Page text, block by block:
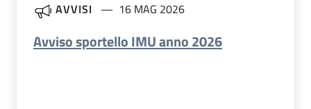
AVVISI 16 MAG 2026
Avviso sportello IMU anno 2026